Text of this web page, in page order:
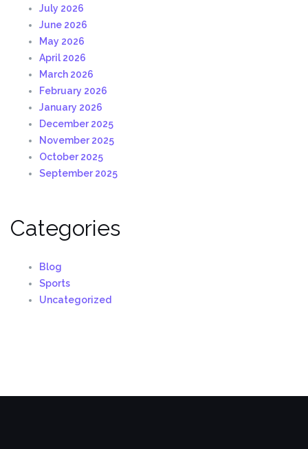
July 2026
June 2026
May 2026
April 2026
March 2026
February 2026
January 2026
December 2025
November 2025
October 2025
September 2025
Categories
Blog
Sports
Uncategorized